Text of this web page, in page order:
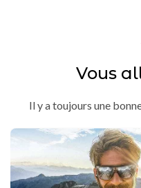
Vous
Il y a toujours une